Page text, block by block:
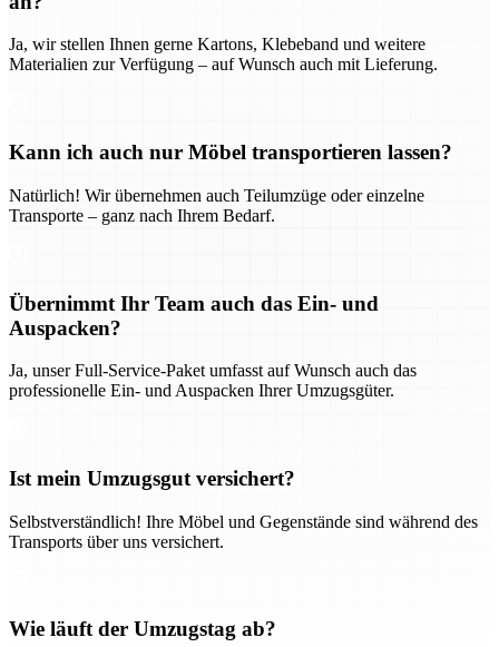
Ja, wir stellen Ihnen gerne Kartons, Klebeband und weitere
Materialien zur Verfügung – auf Wunsch auch mit Lieferung.
Kann ich auch nur Möbel transportieren lassen?
Natürlich! Wir übernehmen auch Teilumzüge oder einzelne
Transporte – ganz nach Ihrem Bedarf.
Übernimmt Ihr Team auch das Ein- und
Auspacken?
Ja, unser Full-Service-Paket umfasst auf Wunsch auch das
professionelle Ein- und Auspacken Ihrer Umzugsgüter.
Ist mein Umzugsgut versichert?
Selbstverständlich! Ihre Möbel und Gegenstände sind während des
Transports über uns versichert.
Wie läuft der Umzugstag ab?